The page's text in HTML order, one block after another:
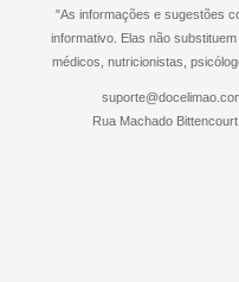
"As informações e sugestões
informativo. Elas não
médicos, nutricionistas,
Rua Machado